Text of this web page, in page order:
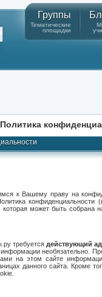
Группы
Тематические
площадки
Политика
к Вашему праву на
может быть собрана
требуется действующий
информации необязательно.
на этом сайте
данного сайта. Кроме